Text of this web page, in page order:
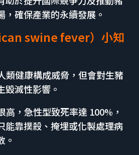
，確保產業的永續發展。
swine fever）小知
類健康構成威脅，但會對生豬
毀滅性影響。
高，急性型致死率達 100%，
能靠撲殺、掩埋或化製處理病
。